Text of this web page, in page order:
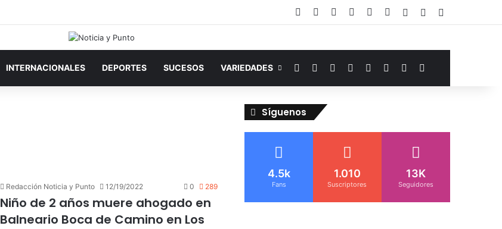
FacebookYouTubeInstagramTelegramWhatsAppGoogle Noticias
AccesoPublicación al
INTERNACIONALES DEPORTES SUCESOS VARIEDADES FacebookYouTubeInstagramTelegramWhatsAppGoogle Noticias
Switch skin
Redacción Noticia y Punto 12/19/2022 0 289
Niño de 2 años muere ahogado en
Balneario Boca de Camino en Los
Síguenos
4.5k
Fans
1.010
Suscriptores
13K
Seguidores